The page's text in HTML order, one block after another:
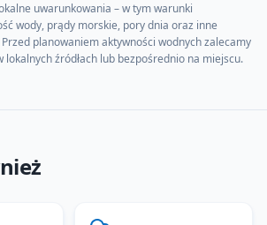
uwarunkowania – w tym warunki
wody, prądy morskie, pory dnia oraz inne
planowaniem aktywności wodnych zalecamy
źródłach lub bezpośrednio na miejscu.